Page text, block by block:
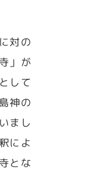
対の
」が
して
神の
まし
によ
とな